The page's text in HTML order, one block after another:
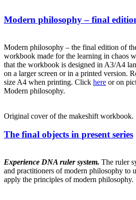
Posted
Modern philosophy – final
Modern philosophy – the final edition of
workbook made for the learning in chaos
that the workbook is designed in A3/A4
on a larger screen or in a printed version.
size A4 when printing. Click here or on
Modern philosophy.
Original cover of the makeshift workbook.
Posted
The final objects in present series
Experience DNA ruler system. The ruler
and practitioners of modern philosophy to
apply the principles of modern philosophy.